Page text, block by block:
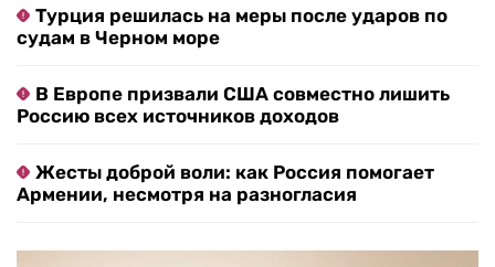
Турция решилась на меры после ударов по
судам в Черном море
В Европе призвали США совместно лишить
Россию всех источников доходов
Жесты доброй воли: как Россия помогает
Армении, несмотря на разногласия